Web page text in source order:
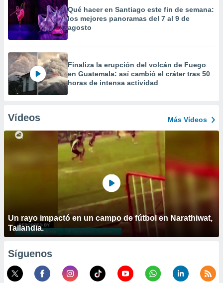
Qué hacer en Santiago este fin de semana:
los mejores panoramas del 7 al 9 de
agosto
Finaliza la erupción del volcán de Fuego
en Guatemala: así cambió el cráter tras 50
horas de intensa actividad
Vídeos Más Vídeos
Un rayo impactó en un campo de fútbol en Narathiwat,
Tailandia.
Síguenos